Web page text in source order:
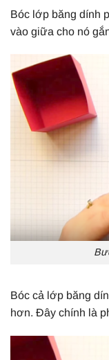
Bóc lớp băng dính
vào giữa cho nó
Bóc cả lớp băng
hơn. Đây chính là